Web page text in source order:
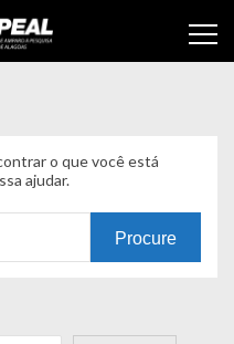
o que você está
ajudar.